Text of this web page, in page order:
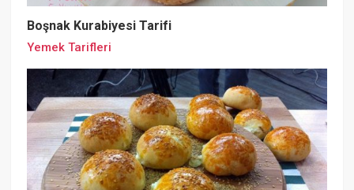
Boşnak Kurabiyesi Tarifi
Yemek Tarifleri